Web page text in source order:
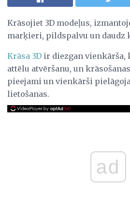
Krāsojiet 3D modeļus,
marķieri, pildspalvu un daudz
Krāsa 3D ir diezgan vienkārša,
attēlu atvēršanu, un
pieejami un vienkārši
lietošanas.
ad